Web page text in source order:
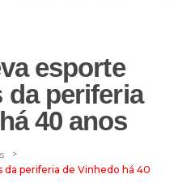
esporte
da periferia
40 anos
>
da periferia de Vinhedo há 40